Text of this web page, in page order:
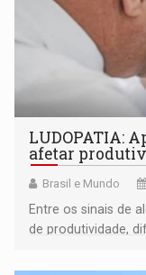
LUDOPATIA:
afetar
Brasil e Mundo
Entre os sinais de
de produtividade,